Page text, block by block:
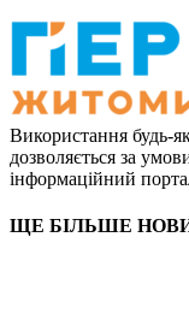
Використання будь-
дозволяється за
інформаційний
ЩЕ БІЛЬШЕ